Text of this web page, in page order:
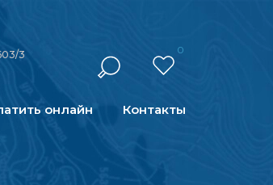
3 0
онлайн Контакты